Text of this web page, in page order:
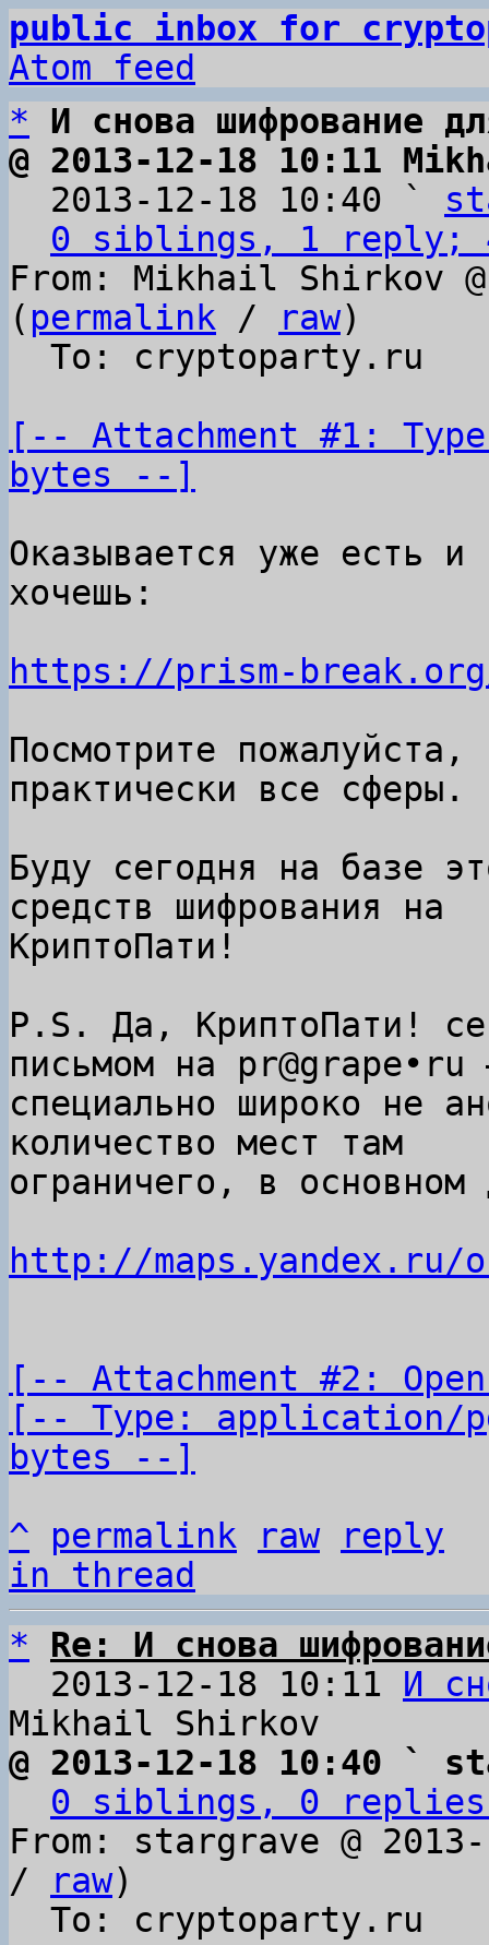
public inbox for
Atom feed
*
И снова шифрование
@ 2013-12-18 10:11
2013-12-18 10:40 `
0 siblings, 1 reply;
From: Mikhail Shirkov
( permalink / raw)
[-- Attachment #1:
bytes --]
Оказывается уже есть
хочешь:
https://prism-
Посмотрите
практически все сферы.
Буду сегодня на базе
средств шифрования на
КриптоПати!
P.S. Да, КриптоПати!
письмом на pr@grape•ru
специально широко не
количество мест там
ограничего, в основном
http://maps.yandex.ru/
[-- Attachment #2:
[-- Type: application/
bytes --]
^
permalink raw
reply
in thread
*
Re: И снова
  2013-12-18 10:11
И
@ 2013-12-18 10:40 `
0 siblings, 0 replies;
From: stargrave @
/
raw)